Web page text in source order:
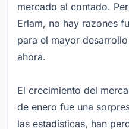
mercado al contado.
Erlam, no hay razones
para el mayor
ahora.
El crecimiento del
de enero fue una
las estadísticas, han